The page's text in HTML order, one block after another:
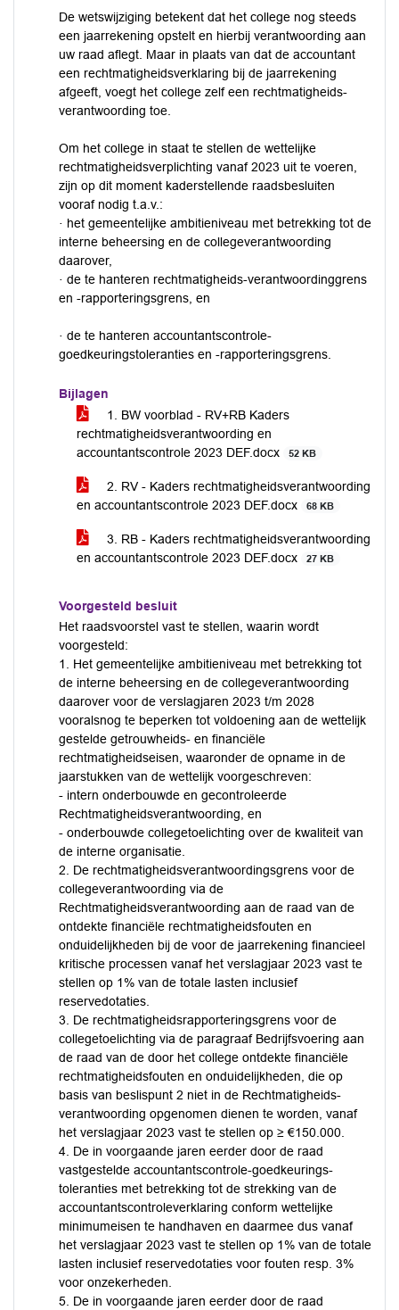
De wetswijziging betekent dat het college nog steeds
een jaarrekening opstelt en hierbij verantwoording aan
uw raad aflegt. Maar in plaats van dat de accountant
een rechtmatigheidsverklaring bij de jaarrekening
afgeeft, voegt het college zelf een rechtmatigheids-
verantwoording toe.
Om het college in staat te stellen de wettelijke
rechtmatigheidsverplichting vanaf 2023 uit te voeren,
zijn op dit moment kaderstellende raadsbesluiten
vooraf nodig t.a.v.:
· het gemeentelijke ambitieniveau met betrekking tot de
interne beheersing en de collegeverantwoording
daarover,
· de te hanteren rechtmatigheids-verantwoordinggrens
en -rapporteringsgrens, en
· de te hanteren accountantscontrole-
goedkeuringstoleranties en -rapporteringsgrens.
Bijlagen
1. BW voorblad - RV+RB Kaders
rechtmatigheidsverantwoording en
accountantscontrole 2023 DEF.docx
52 KB
2. RV - Kaders rechtmatigheidsverantwoording
en accountantscontrole 2023 DEF.docx
68 KB
3. RB - Kaders rechtmatigheidsverantwoording
en accountantscontrole 2023 DEF.docx
27 KB
Voorgesteld besluit
Het raadsvoorstel vast te stellen, waarin wordt
voorgesteld:
1. Het gemeentelijke ambitieniveau met betrekking tot
de interne beheersing en de collegeverantwoording
daarover voor de verslagjaren 2023 t/m 2028
vooralsnog te beperken tot voldoening aan de wettelijk
gestelde getrouwheids- en financiële
rechtmatigheidseisen, waaronder de opname in de
jaarstukken van de wettelijk voorgeschreven:
- intern onderbouwde en gecontroleerde
Rechtmatigheids­verantwoording, en
- onderbouwde collegetoelichting over de kwaliteit van
de interne organisatie.
2. De rechtmatigheidsverantwoordingsgrens voor de
collegeverantwoording via de
Rechtmatigheidsverantwoording aan de raad van de
ontdekte financiële rechtmatigheids­fouten en
onduidelijkheden bij de voor de jaarrekening financieel
kritische processen vanaf het verslagjaar 2023 vast te
stellen op 1% van de totale lasten inclusief
reservedotaties.
3. De rechtmatigheidsrapporteringsgrens voor de
collegetoelichting via de paragraaf Bedrijfsvoering aan
de raad van de door het college ontdekte financiële
rechtmatigheidsfouten en onduidelijkheden, die op
basis van beslispunt 2 niet in de Rechtmatigheids­
verantwoording opgenomen dienen te worden, vanaf
het verslagjaar 2023 vast te stellen op ≥ €150.000.
4. De in voorgaande jaren eerder door de raad
vastgestelde accountantscontrole-goedkeurings­
toleranties met betrekking tot de strekking van de
accountants­controleverklaring conform wettelijke
minimumeisen te handhaven en daarmee dus vanaf
het verslagjaar 2023 vast te stellen op 1% van de totale
lasten inclusief reservedotaties voor fouten resp. 3%
voor onzekerheden.
5. De in voorgaande jaren eerder door de raad